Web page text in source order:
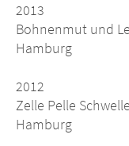
2013
Bohnenmut und
Hamburg
2012
Zelle Pelle
Hamburg